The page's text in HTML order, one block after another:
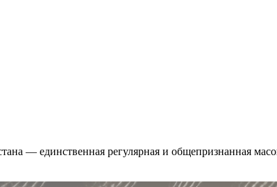
— единственная регулярная и общепризнанная